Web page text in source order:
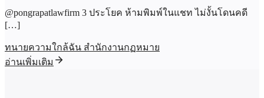
@pongrapatlawfirm 3 ประโยค ห้ามพิมพ์ในแชท ไม่งั้นโดนคดี
[…]
ทนายความใกล้ฉัน สำนักงานกฏหมาย
อ่านเพิ่มเติม